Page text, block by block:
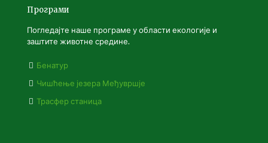
Програми
Погледајте наше програме у области екологије и
заштите животне средине.
Бенатур
Чишћење језера Међувршје
Трасфер станица